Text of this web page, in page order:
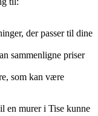
der passer til dine
sammenligne priser
som kan være
en murer i Tise kunne